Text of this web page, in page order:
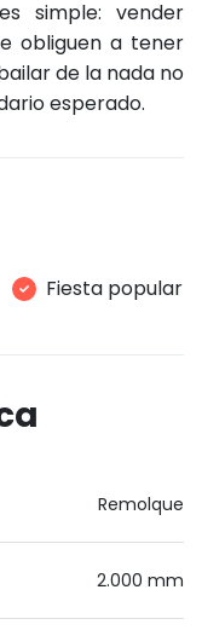
simple: vender
obliguen a tener
de la nada no
esperado.
Fiesta popular
Remolque
2.000 mm